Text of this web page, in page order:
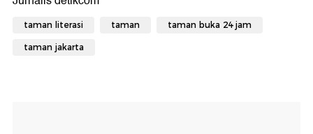
taman literasi taman taman buka 24 jam
taman jakarta